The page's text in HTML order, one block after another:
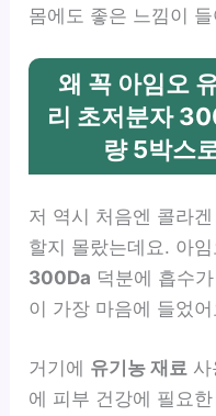
몸에도 좋은 느낌이
왜 꼭 아임오
리 초저분자
량 5박스
저 역시 처음엔 콜라
할지 몰랐는데요. 아
300Da 덕분에 흡수
이 가장 마음에 들었어
거기에 유기농 재료
에 피부 건강에 필요